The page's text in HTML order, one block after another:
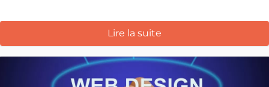
Lire la suite